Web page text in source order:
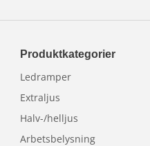
Produktkategorier
Ledramper
Extraljus
Halv-/helljus
Arbetsbelysning